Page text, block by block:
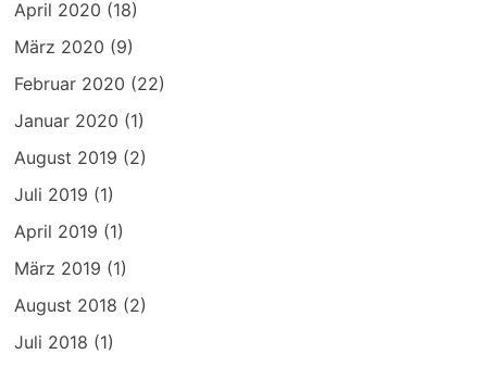
April 2020 (18)
März 2020 (9)
Februar 2020 (22)
Januar 2020 (1)
August 2019 (2)
Juli 2019 (1)
April 2019 (1)
März 2019 (1)
August 2018 (2)
Juli 2018 (1)